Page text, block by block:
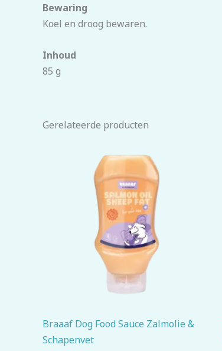
Bewaring
Koel en droog bewaren.
Inhoud
85 g
Gerelateerde producten
Braaaf Dog Food Sauce Zalmolie &
Schapenvet